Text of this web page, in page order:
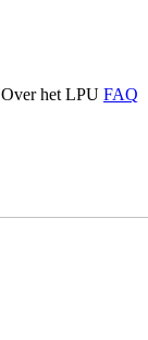
Over het LPU FAQ